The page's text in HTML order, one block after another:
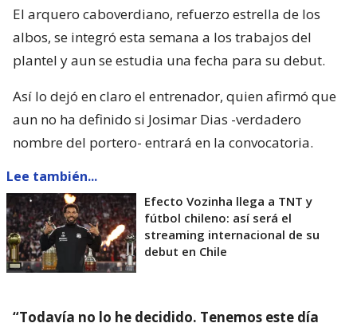
El arquero caboverdiano, refuerzo estrella de los
albos, se integró esta semana a los trabajos del
plantel y aun se estudia una fecha para su debut.
Así lo dejó en claro el entrenador, quien afirmó que
aun no ha definido si Josimar Dias -verdadero
nombre del portero- entrará en la convocatoria.
Lee también...
Efecto Vozinha llega a TNT y
fútbol chileno: así será el
streaming internacional de su
debut en Chile
“Todavía no lo he decidido. Tenemos este día